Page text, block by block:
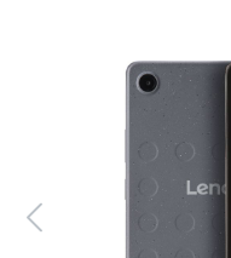
Bildergalerie überspringen